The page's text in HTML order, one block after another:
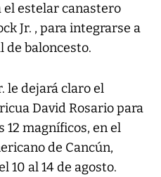
el estelar canastero
Jr. , para integrarse a
de baloncesto.
le dejará claro el
David Rosario para
12 magníficos, en el
de Cancún,
10 al 14 de agosto.